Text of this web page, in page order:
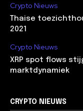
Crypto Nieuws
Thaise
2021
Crypto Nieuws
XRP spot flows
marktdynamiek
CRYPTO NIEUWS